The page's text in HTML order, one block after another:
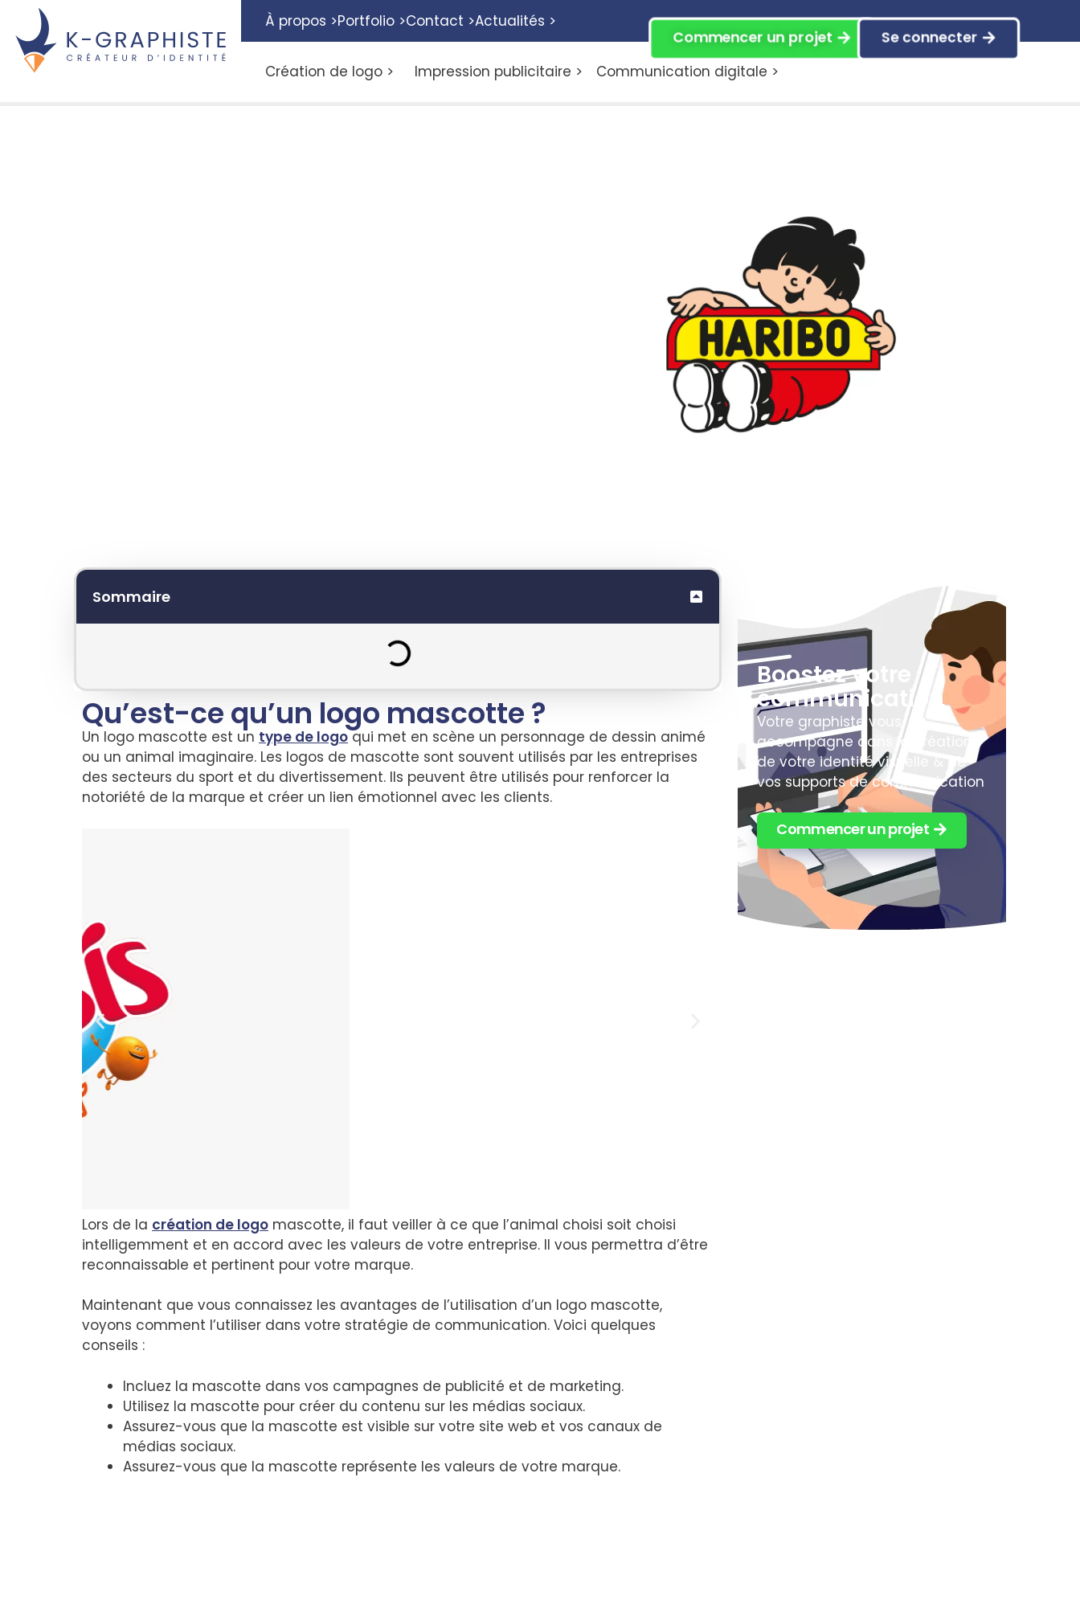
À propos >Portfolio >Contact >Actualités >
Création de logo > Impression publicitaire > Communication digitale >
Commencer un projet Se connecter
Sommaire
Qu’est-ce qu’un logo mascotte ?
Un logo mascotte est un type de logoqui met en scène un personnage de dessin animé
ou un animal imaginaire. Les logos de mascotte sont souvent utilisés par les entreprises
des secteurs du sport et du divertissement. Ils peuvent être utilisés pour renforcer la
notoriété de la marque et créer un lien émotionnel avec les clients.
Lors de la création de logo mascotte, il faut veiller à ce que l’animal choisi soit choisi
intelligemment et en accord avec les valeurs de votre entreprise. Il vous permettra d’être
reconnaissable et pertinent pour votre marque.
Maintenant que vous connaissez les avantages de l’utilisation d’un logo mascotte,
voyons comment l’utiliser dans votre stratégie de communication. Voici quelques
conseils :
Incluez la mascotte dans vos campagnes de publicité et de marketing.
Utilisez la mascotte pour créer du contenu sur les médias sociaux.
Assurez-vous que la mascotte est visible sur votre site web et vos canaux de
médias sociaux.
Assurez-vous que la mascotte représente les valeurs de votre marque.
Boostez votre
communication
Votre graphiste vous
accompagne dans la création
de votre identité visuelle & de
vos supports de communication
Commencer un projet